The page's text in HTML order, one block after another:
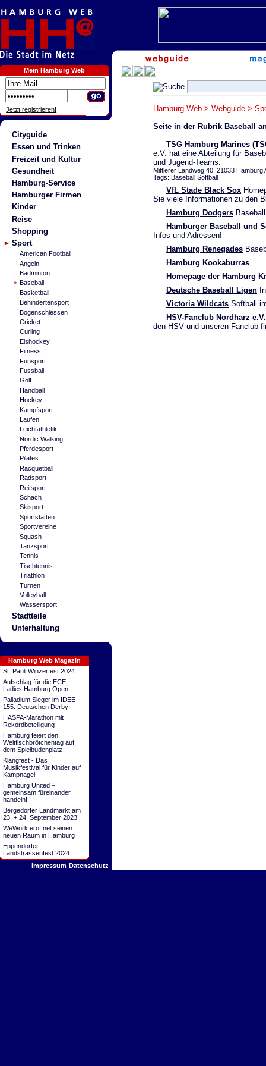
Mein Hamburg Web
Jetzt registrieren!
Cityguide
Essen und Trinken
Freizeit und Kultur
Gesundheit
Hamburg-Service
Hamburger Firmen
Kinder
Reise
Shopping
Sport
American Football
Angeln
Badminton
Baseball
Basketball
Behindertensport
Bogenschiessen
Cricket
Curling
Eishockey
Fitness
Funsport
Fussball
Golf
Handball
Hockey
Kampfsport
Laufen
Leichtathletik
Nordic Walking
Pferdesport
Pilates
Racquetball
Radsport
Reitsport
Schach
Skisport
Sportstätten
Sportvereine
Squash
Tanzsport
Tennis
Tischtennis
Triathlon
Turnen
Volleyball
Wassersport
Stadtteile
Unterhaltung
Hamburg Web Magazin
St. Pauli Winzerfest 2024
Aufschlag für die ECE
Ladies Hamburg Open
Palladium Sieger im IDEE
155. Deutschen Derby:
HASPA-Marathon mit
Rekordbeteiligung
Hamburg feiert den
Weltfischbrötchentag auf
dem Spielbudenplatz
Klangfest - Das
Musikfestival für Kinder auf
Kampnagel
Hamburg United –
gemeinsam füreinander
handeln!
Bergedorfer Landmarkt am
23. + 24. September 2023
WeWork eröffnet seinen
neuen Raum in Hamburg
Eppendorfer
Landstrassenfest 2024
Impressum Datenschutz
Hamburg Web > Webguide >
Seite in der Rubrik Baseball
TSG Hamburg Marines
e.V. hat eine Abteilung für
und Jugend-Teams.
Mittlerer Landweg 40, 21033 Hamburg
Tags: Baseball Softball
VfL Stade Black Sox
Sie viele Informationen zu den
Hamburg Dodgers
Hamburger Baseball und
Infos und Adressen!
Hamburg Renegades
Hamburg Kookaburras
Homepage der Hamburg
Deutsche Baseball Ligen
Victoria Wildcats Softball
HSV-Fanclub Nordharz e.V.
den HSV und unseren Fanclub